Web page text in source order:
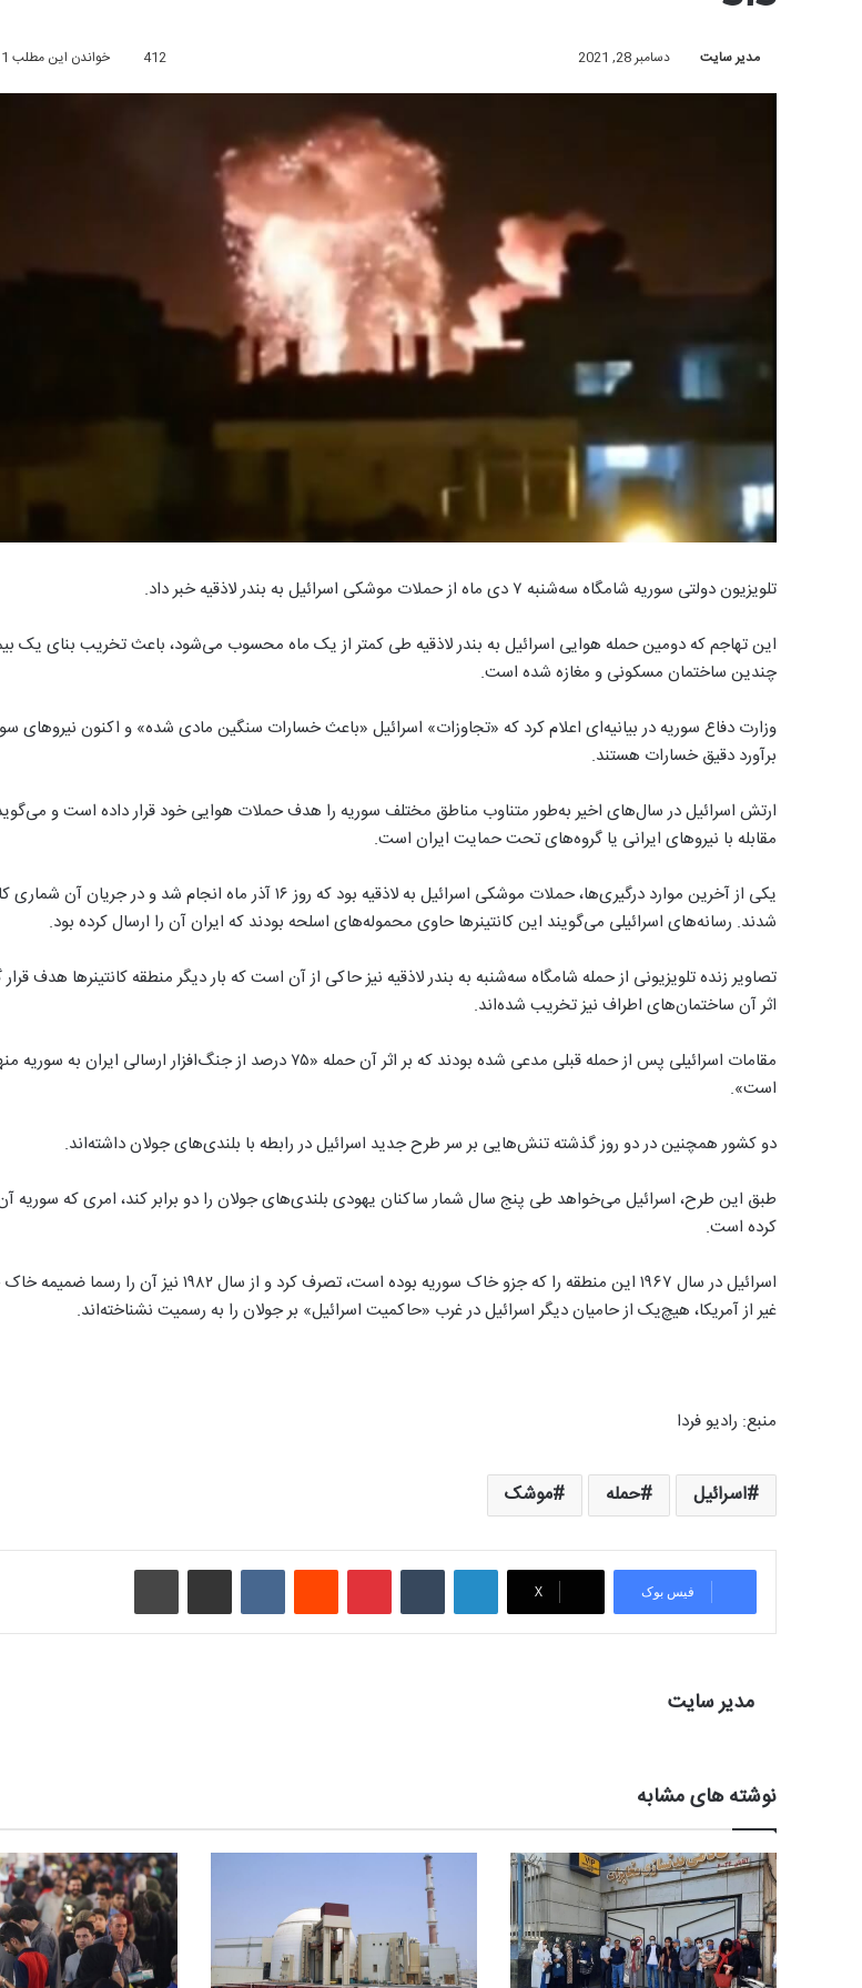
مدیر سایت دسامبر 28, 2021 412 خواندن این مطلب 1 دقیقه زمان میبرد
تلویزیون دولتی سوریه شامگاه سه‌شنبه ۷ دی ماه از حملات موشکی اسرائیل به بندر لاذقیه خبر داد.
این تهاجم که دومین حمله هوایی اسرائیل به بندر لاذقیه طی کمتر از یک ماه محسوب می‌شود، باعث تخریب بنای یک
چندین ساختمان مسکونی و مغازه شده است.
وزارت دفاع سوریه در بیانیه‌ای اعلام کرد که «تجاوزات» اسرائیل «باعث خسارات سنگین مادی شده» و اکنون نیروهای
برآورد دقیق خسارات هستند.
ارتش اسرائیل در سال‌های اخیر به‌طور متناوب مناطق مختلف سوریه را هدف حملات هوایی خود قرار داده است و
مقابله با نیروهای ایرانی یا گروه‌های تحت حمایت ایران است.
یکی از آخرین موارد درگیری‌ها، حملات موشکی اسرائیل به لاذقیه بود که روز ۱۶ آذر ماه انجام شد و در
شدند. رسانه‌های اسرائیلی می‌گویند این کانتینرها حاوی محموله‌های اسلحه بودند که ایران آن را ارسال کرده بود.
تصاویر زنده تلویزیونی از حمله شامگاه سه‌شنبه به بندر لاذقیه نیز حاکی از آن است که بار دیگر منطقه کانتینرها هدف قرار
اثر آن ساختمان‌های اطراف نیز تخریب شده‌اند.
مقامات اسرائیلی پس از حمله قبلی مدعی شده بودند که بر اثر آن حمله «۷۵ درصد از جنگ‌افزار ارسالی
است».
دو کشور همچنین در دو روز گذشته تنش‌هایی بر سر طرح جدید اسرائیل در رابطه با بلندی‌های جولان داشته‌اند.
طبق این طرح، اسرائیل می‌خواهد طی پنج سال شمار ساکنان یهودی بلندی‌های جولان را دو برابر کند، امری که سوریه
کرده است.
اسرائیل در سال ۱۹۶۷ این منطقه را که جزو خاک سوریه بوده است، تصرف کرد و از سال
غیر از آمریکا، هیچ‌یک از حامیان دیگر اسرائیل در غرب «حاکمیت اسرائیل» بر جولان را به رسمیت نشناخته‌اند.
منبع:‌ رادیو فردا
اسرائیل حمله موشک
فیس بوک X
لینکدین ‫پین‌ترست ‫رددیت اشتراک گذاری از طریق ایمیل
مدیر سایت
نوشته های مشابه